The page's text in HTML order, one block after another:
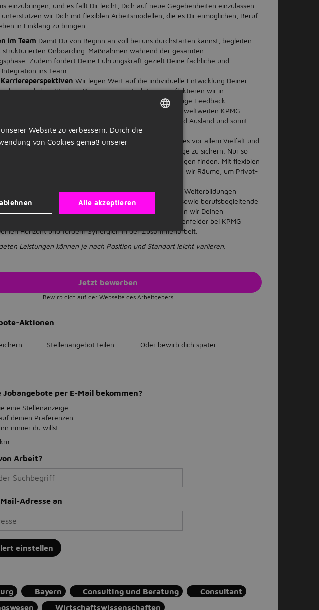
einzubringen, und es fällt Dir leicht, Dich auf neue Gegebenheiten einzulassen.
unterstützen wir Dich mit flexiblen Arbeitsmodellen, die es Dir ermöglichen, Beruf
in Einklang zu bringen.
im Team Damit Du von Beginn an voll bei uns durchstarten kannst, begleiten
strukturierten Onboarding-Maßnahmen während der gesamten
Zudem fördert Deine Führungskraft gezielt Deine fachliche und
ins Team.
Wir legen Wert auf die individuelle Entwicklung Deiner
persönlichen Stärken: Deine eigenen Ambitionen reflektieren wir in
Entwicklungsgesprächen. Systematische und regelmäßige Feedback-
unterstützen Dich beim Erreichen dieser Ziele. Als Teil des weltweiten KPMG-
wir Dir interessante Karrieremöglichkeiten im In- und Ausland und somit
in die Vielfalt unserer Tätigkeitsbereiche.
von Beruf und PrivatlebenWir sind überzeugt, dass es vor allem Vielfalt und
um Innovationen zu fördern und langfristige Erfolge zu sichern. Nur so
die besten Ideen entwickeln und wirklich innovative Lösungen finden. Mit flexiblen
Homeoffice-Option, Zeitkonten und Auszeiten schaffen wir Räume, um Privat-
Durch regelmäßige Trainings, Workshops und Weiterbildungen
Du Dich stetig weiter. Zudem fördern wir Berufsexamina sowie berufsbegleitende
Mit unseren Rotationsprogrammen ermöglichen wir Deinen
Einsatz. Diese Einblicke in die vielfältigen Aufgabenfelder bei KPMG
Horizont und fördern Synergien in der Zusammenarbeit.
Leistungen können je nach Position und Standort leicht variieren.
Jetzt bewerben
Bewirb dich auf der Webseite des Arbeitgebers
Aktionen
Stellenangebot teilen Oder bewirb dich später
Jobangebote per E-Mail bekommen?
eine Stellenanzeige
deinen Präferenzen
immer du willst
Arbeit?
Adresse an
einstellen
Bayern Consulting und Beratung
Consultant
Wirtschaftswissenschaften
DUTCH
Website zu verbessern. Durch die
von Cookies gemäß unserer
Alle akzeptieren